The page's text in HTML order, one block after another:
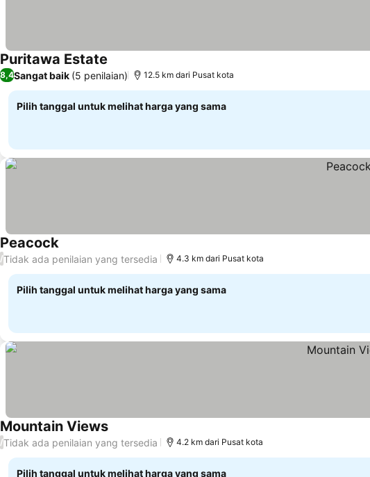
Puritawa Estate Lihat harga
8,4Sangat baik (5 penilaian) 12.5 km dari Pusat kota
Pilih tanggal untuk melihat harga yang sama
PeacockLihat harga
/Tidak ada penilaian yang tersedia 4.3 km dari Pusat kota
Pilih tanggal untuk melihat harga yang sama
Mountain ViewsLihat harga
/Tidak ada penilaian yang tersedia 4.2 km dari Pusat kota
Pilih tanggal untuk melihat harga yang sama